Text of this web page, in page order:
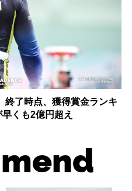
終了時点、獲得賞金ランキ
くも2億円超え